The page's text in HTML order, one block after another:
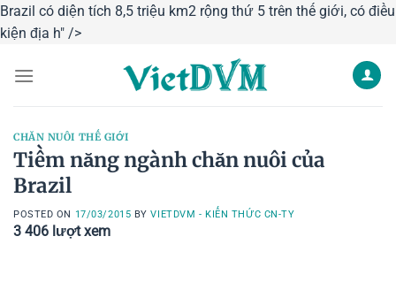
Brazil có diện tích 8,5 triệu km2 rộng thứ 5 trên thế giới, có điều
kiện địa h" />Skip
content
CHĂN NUÔI THẾ GIỚI
Tiềm năng ngành chăn nuôi của
Brazil
POSTED ON 17/03/2015 BYVIETDVM - KIẾN THỨC CN-TY
3 406 lượt xem